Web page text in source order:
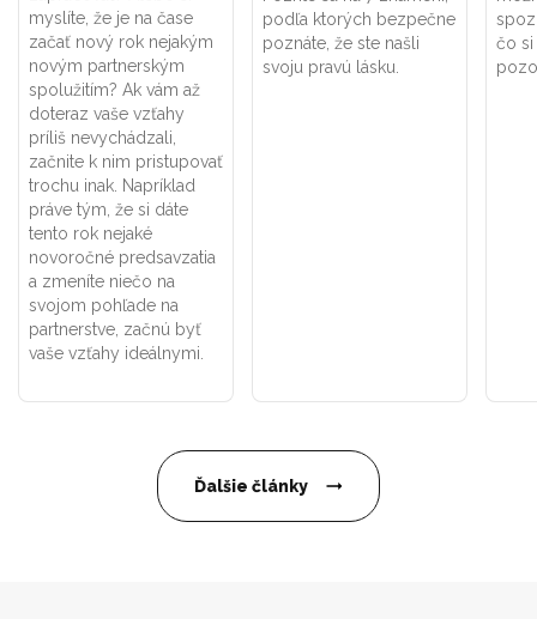
myslíte, že je na čase
začať nový rok nejakým
novým partnerským
spolužitím? Ak vám až
doteraz vaše vzťahy
príliš nevychádzali,
začnite k nim pristupovať
trochu inak. Napríklad
práve tým, že si dáte
tento rok nejaké
novoročné predsavzatia
a zmeníte niečo na
svojom pohľade na
partnerstve, začnú byť
vaše vzťahy ideálnymi.
podľa ktorých bezpečne
poznáte, že ste našli
svoju pravú lásku.
čo si
Ďalšie články